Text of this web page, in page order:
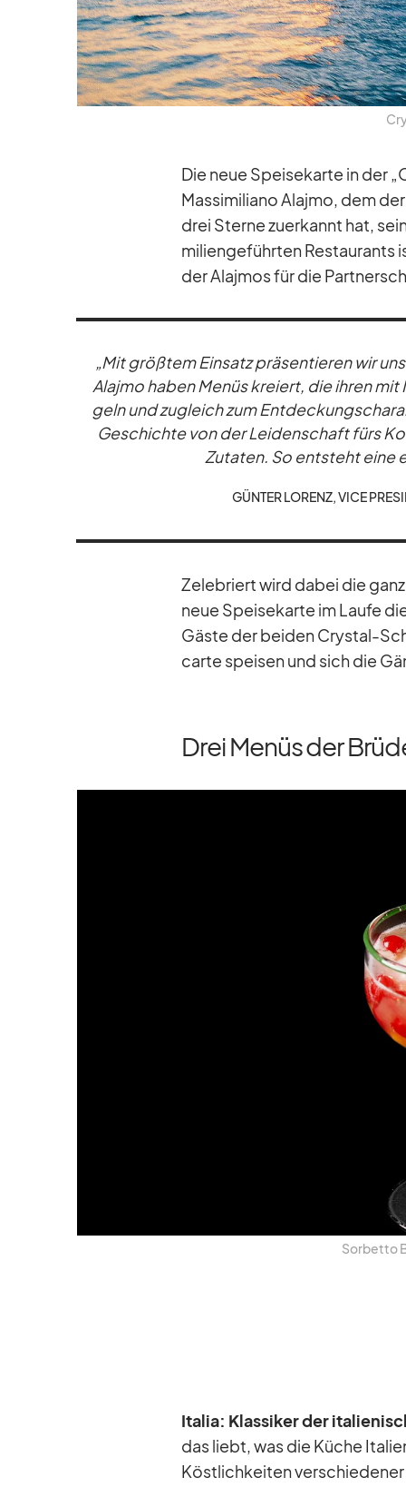
Die neue Spei­se­karte in der
Mas­si­mi­liano Alajmo, dem
drei Sterne zu­er­kannt hat,
mi­li­en­ge­führ­ten Re­stau­rants
der Alaj­mos für die
„Mit größ­tem Ein­satz prä­sen­tie­ren wir
Alajmo ha­ben Me­nüs kre­iert, die ih­ren
geln und zu­gleich zum
Ge­schichte von der Lei­den­schaft fürs
Zu­ta­ten. So ent­steht eine
GÜN­TER LO­RENZ, VICE
Ze­le­briert wird da­bei die
neue Spei­se­karte im Laufe
Gäste der bei­den Crys­tal-
carte spei­sen und sich die
Drei Menüs der
Sor­betto
Ita­lia: Klas­si­ker der
das liebt, was die Kü­che
Köst­lich­kei­ten